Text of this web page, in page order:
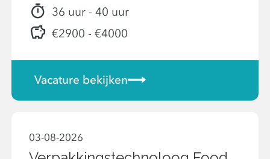
36 uur - 40 uur
€2900 - €4000
Vacature bekijken
03-08-2026